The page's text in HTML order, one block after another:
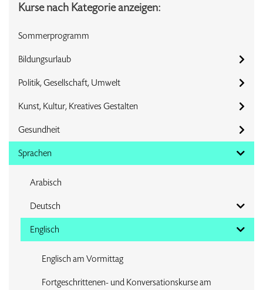
Kurse nach Kategorie anzeigen:
Sommerprogramm
Bildungsurlaub
Politik, Gesellschaft, Umwelt
Kunst, Kultur, Kreatives Gestalten
Gesundheit
Sprachen
Arabisch
Deutsch
Englisch
Englisch am Vormittag
Fortgeschrittenen- und Konversationskurse am